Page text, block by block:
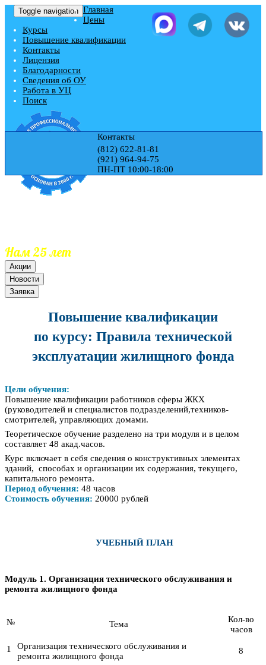
Toggle navigation Главная
Цены
Курсы
Повышение квалификации
Контакты
Лицензия
Благодарности
Сведения об ОУ
Работа в УЦ
Поиск
Нам 25 лет
Контакты
(812) 622-81-81
(921) 964-94-75
ПН-ПТ 10:00-18:00
Акции
Новости
Заявка
Повышение квалификации
по курсу: Правила технической
эксплуатации жилищного фонда
Цели обучения:
Повышение квалификации работников сферы ЖКХ
(руководителей и специалистов подразделений,техников-
смотрителей, управляющих домами.
Теоретическое обучение разделено на три модуля и в целом
составляет 48 акад.часов.
Курс включает в себя сведения о конструктивных элементах
зданий, способах и организации их содержания, текущего,
капитального ремонта.
Период обучения: 48 часов
Стоимость обучения: 20000 рублей
УЧЕБНЫЙ ПЛАН
Модуль 1. Организация технического обслуживания и
ремонта жилищного фонда
№ Тема
Кол-во
часов
1
Организация технического обслуживания и
ремонта жилищного фонда
8